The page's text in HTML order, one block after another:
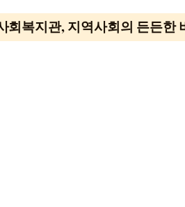
회복지관, 지역사회의 든든한